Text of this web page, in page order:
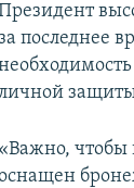
последнее
«Важно, чтобы